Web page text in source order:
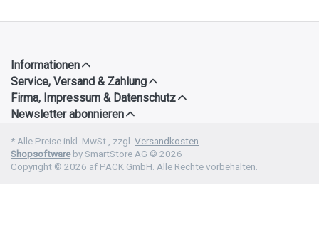
Informationen
Service, Versand & Zahlung
Firma, Impressum & Datenschutz
Newsletter abonnieren
* Alle Preise inkl. MwSt., zzgl. Versandkosten
Shopsoftwareby SmartStore AG © 2026
Copyright © 2026 af PACK GmbH. Alle Rechte vorbehalten.